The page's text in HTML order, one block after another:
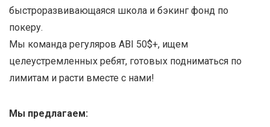
быстроразвивающаяся школа и бэкинг фонд по
покеру.
Мы команда регуляров ABI 50$+, ищем
целеустремленных ребят, готовых подниматься по
лимитам и расти вместе с нами!
Мы предлагаем: